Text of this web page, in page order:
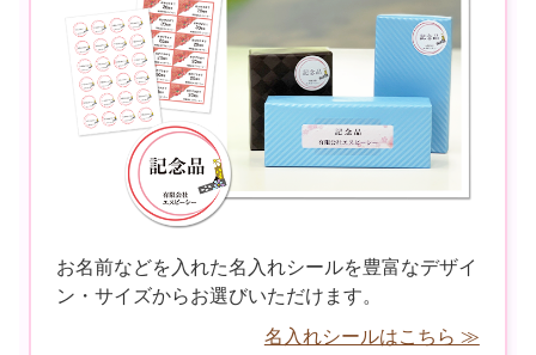
お名前などを入れた名入れシールを豊富なデザイ
ン・サイズからお選びいただけます。
名入れシールはこちら ≫